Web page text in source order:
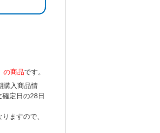
の商品です。
購入商品情
定日の28日
ますので、